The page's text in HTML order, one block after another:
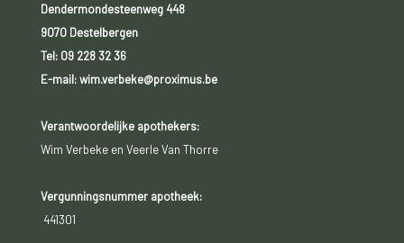
Dendermondesteenweg 448
9070 Destelbergen
Tel: 09 228 32 36
E-mail: wim.verbeke@proximus.be
Verantwoordelijke apothekers:
Wim Verbeke en Veerle Van Thorre
Vergunningsnummer apotheek:
441301